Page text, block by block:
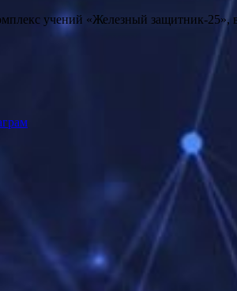
учений «Железный защитник-